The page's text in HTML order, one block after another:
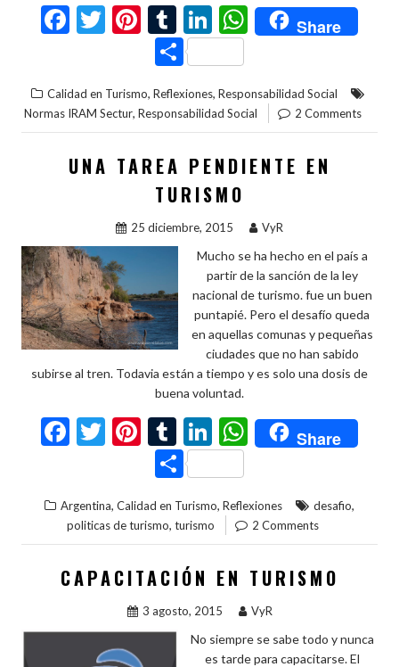
F
b
o
o
T
er
Pi
nt
er
es
t
T
u
m
bl
r
Li
n
ke
dI
n
W
h
s
A
p
Share
C
m
p
ar
ti
r
Calidad en Turismo, Reflexiones, Responsabilidad Social
Normas IRAM Sectur, Responsabilidad Social 2 Comments
UNA TAREA PENDIENTE EN
TURISMO
25 diciembre, 2015 VyR
Mucho se ha hecho en el país a
partir de la sanción de la ley
nacional de turismo. fue un buen
puntapié. Pero el desafío queda
en aquellas comunas y pequeñas
ciudades que no han sabido
subirse al tren. Todavia están a tiempo y es solo una dosis de
buena voluntad.
F
b
o
o
T
er
Pi
nt
er
es
t
T
u
m
bl
r
Li
n
ke
dI
n
W
h
s
A
p
p
Share
C
m
p
ar
ti
r
Argentina, Calidad en Turismo, Reflexiones desafio,
politicas de turismo, turismo 2 Comments
CAPACITACIÓN EN TURISMO
3 agosto, 2015 VyR
No siempre se sabe todo y nunca
es tarde para capacitarse. El